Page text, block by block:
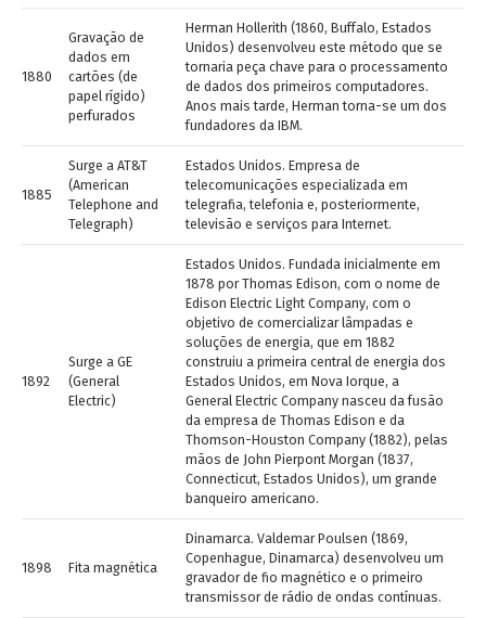
1880
Gravação de
dados em
cartões (de
papel rígido)
perfurados
Herman Hollerith (1860, Buffalo, Estados
Unidos) desenvolveu este método que se
tornaria peça chave para o processamento
de dados dos primeiros computadores.
Anos mais tarde, Herman torna-se um dos
fundadores da IBM.
1885
Surge a AT&T
(American
Telephone and
Telegraph)
Estados Unidos. Empresa de
telecomunicações especializada em
telegrafia, telefonia e, posteriormente,
televisão e serviços para Internet.
1892
Surge a GE
(General
Electric)
Estados Unidos. Fundada inicialmente em
1878 por Thomas Edison, com o nome de
Edison Electric Light Company, com o
objetivo de comercializar lâmpadas e
soluções de energia, que em 1882
construiu a primeira central de energia dos
Estados Unidos, em Nova Iorque, a
General Electric Company nasceu da fusão
da empresa de Thomas Edison e da
Thomson-Houston Company (1882), pelas
mãos de John Pierpont Morgan (1837,
Connecticut, Estados Unidos), um grande
banqueiro americano.
1898 Fita magnética
Dinamarca. Valdemar Poulsen (1869,
Copenhague, Dinamarca) desenvolveu um
gravador de fio magnético e o primeiro
transmissor de rádio de ondas contínuas.